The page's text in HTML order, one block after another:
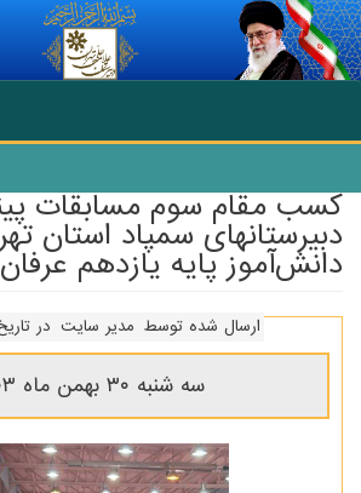
انتقال به محتوای اصلی
کسب مقام سوم مسابقات
دبیرستانهای سمپاد استان
دانش‌آموز پایه یازدهم
ارسال شده توسط مدیر سایت در تاریخ پ, 1404/
سه شنبه ۳۰ بهمن ماه ۱۴۰۳